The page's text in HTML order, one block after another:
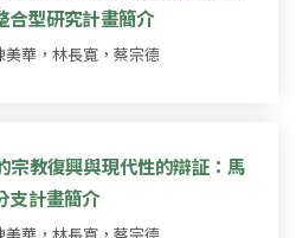
合型研究計畫簡介
美華，林長寬，蔡宗德
宗教復興與現代性的辯証：馬
支計畫簡介
美華，林長寬，蔡宗德